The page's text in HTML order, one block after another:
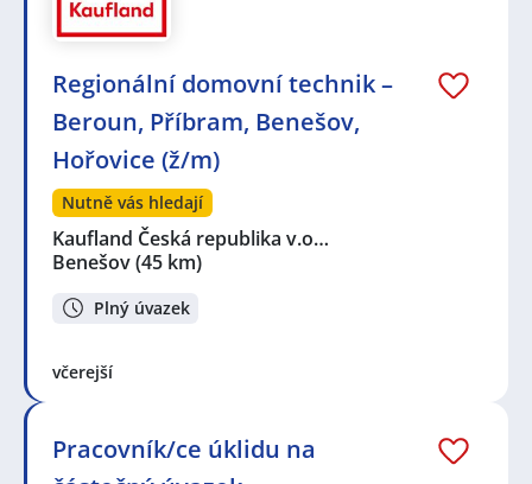
Regionální domovní technik –
Beroun, Příbram, Benešov,
Hořovice (ž/m)
Nutně vás hledají
Kaufland Česká republika v.o…
Benešov(45 km)
Plný úvazek
včerejší
Pracovník/ce úklidu na